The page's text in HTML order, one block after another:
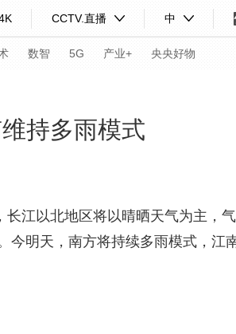
CCTV.直播 中
数智 5G 产业+ 央央好物
光华锐评 锋面
持多雨模式
江以北地区将以晴晒天气为主，
明天，南方将持续多雨模式，江